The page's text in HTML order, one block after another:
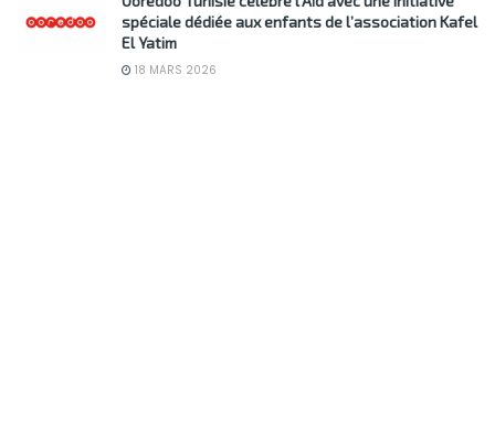
spéciale dédiée aux enfants de l’association Kafel
El Yatim
18 MARS 2026